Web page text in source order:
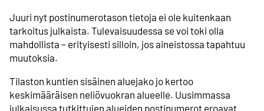
Juuri nyt postinumerotason tietoja ei ole kuitenkaan
tarkoitus julkaista. Tulevaisuudessa se voi toki olla
mahdollista – erityisesti silloin, jos aineistossa tapahtuu
muutoksia.
Tilaston kuntien sisäinen aluejako jo kertoo
keskimääräisen neliövuokran alueelle. Uusimmassa
julkaisussa tutkittujen alueiden postinumerot eroavat